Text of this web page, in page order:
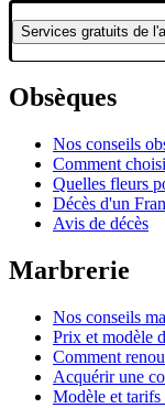
Services gratuits de
Obsèques
Nos conseils
Comment
Quelles fleurs
Décès d'un
Avis de décès
Marbrerie
Nos conseils
Prix et modèle
Comment
Acquérir une
Modèle et tarifs